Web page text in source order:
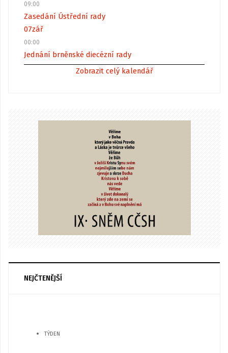
09:00
Zasedání Ústřední rady
07zář
00:00
Jednání brněnské diecézní rady
Zobrazit celý kalendář
NEJČTENĚJŠÍ
TÝDEN